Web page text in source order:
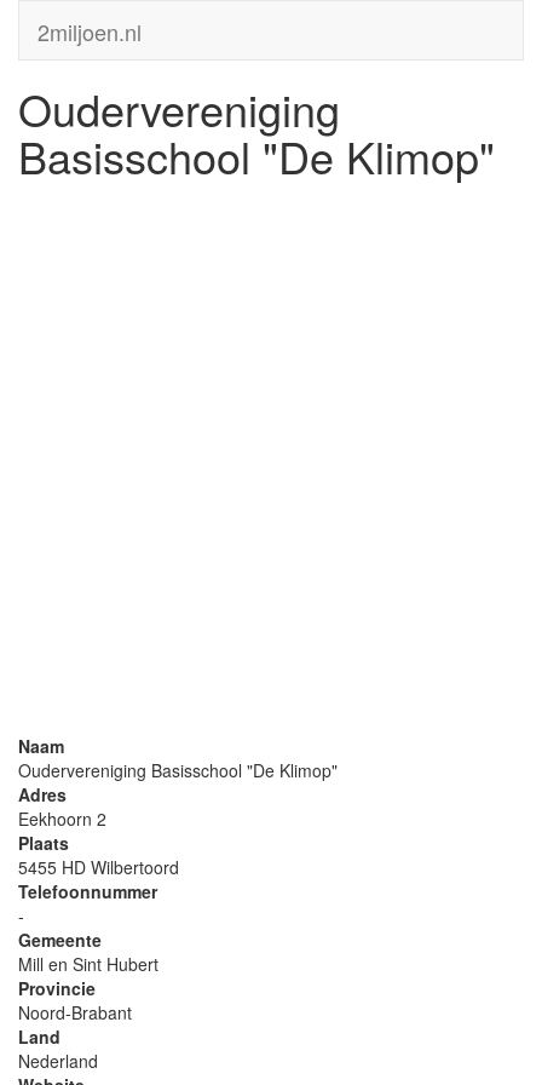
2miljoen.nl
Oudervereniging
Basisschool "De Klimop"
Naam
Oudervereniging Basisschool "De Klimop"
Adres
Eekhoorn 2
Plaats
5455 HD Wilbertoord
Telefoonnummer
-
Gemeente
Mill en Sint Hubert
Provincie
Noord-Brabant
Land
Nederland